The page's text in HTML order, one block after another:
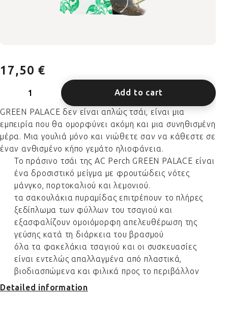
17,50 €
Add to cart
GREEN PALACE δεν είναι απλώς τσάι, είναι μια
εμπειρία που θα ομορφύνει ακόμη και μια συνηθισμένη
μέρα. Μια γουλιά μόνο και νιώθετε σαν να κάθεστε σε
έναν ανθισμένο κήπο γεμάτο ηλιοφάνεια.
Το πράσινο τσάι της AC Perch GREEN PALACE είναι
ένα δροσιστικό μείγμα με φρουτώδεις νότες
μάνγκο, πορτοκαλιού και λεμονιού.
τα σακουλάκια πυραμίδας επιτρέπουν το πλήρες
ξεδίπλωμα των φύλλων του τσαγιού και
εξασφαλίζουν ομοιόμορφη απελευθέρωση της
γεύσης κατά τη διάρκεια του βρασμού
όλα τα φακελάκια τσαγιού και οι συσκευασίες
είναι εντελώς απαλλαγμένα από πλαστικά,
βιοδιασπώμενα και φιλικά προς το περιβάλλον
Detailed information